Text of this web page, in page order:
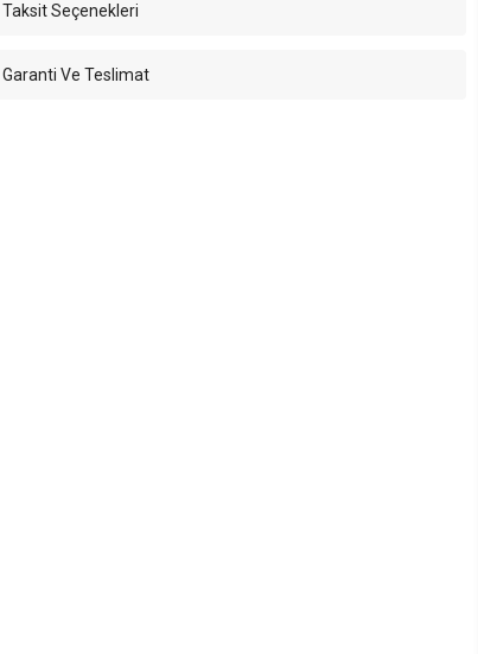
Taksit Seçenekleri
Garanti Ve Teslimat